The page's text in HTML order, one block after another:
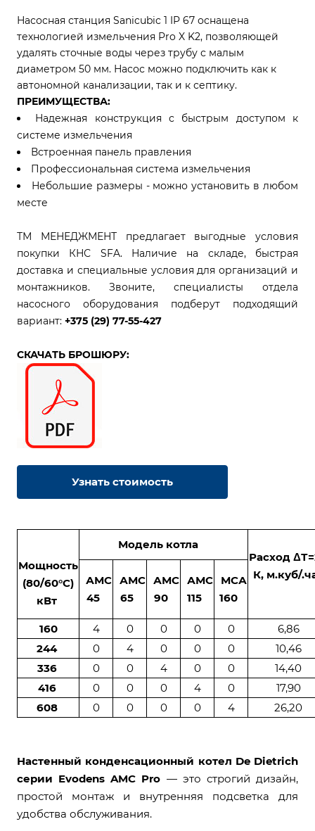
Насосная станция Sanicubic 1 IP 67 оснащена
технологией измельчения Pro X K2, позволяющей
удалять сточные воды через трубу с малым
диаметром 50 мм. Насос можно подключить как к
автономной канализации, так и к септику.
ПРЕИМУЩЕСТВА:
Надежная конструкция с быстрым доступом к
системе измельчения
Встроенная панель правления
Профессиональная система измельчения
Небольшие размеры - можно установить в любом
месте
ТМ МЕНЕДЖМЕНТ предлагает выгодные условия
покупки КНС SFA. Наличие на складе, быстрая
доставка и специальные условия для организаций и
монтажников. Звоните, специалисты отдела
насосного оборудования подберут подходящий
вариант: +375 (29) 77-55-427
СКАЧАТЬ БРОШЮРУ:
Узнать стоимость
Мощность
(80/60°С)
кВт
Модель котла
Расход
К, м.куб/
АМС
45
АМС
65
АМС
90
АМС
115
МСА
160
160 4 0 0 0 0
6,86
244
0 4 0 0 0
10,46
336
0 0 4 0 0
14,40
416
0 0 0 4 0
17,90
608
0 0 0 0 4 26,20
Настенный конденсационный котел De Dietrich
серии Evodens AMC Pro — это строгий дизайн,
простой монтаж и внутренняя подсветка для
удобства обслуживания.